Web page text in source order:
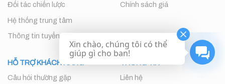
Đối tác chiến lược
Hệ thống trung tâm
Thông tin tuyển dụng
Chính sách giá
HỖ TRỢ KHÁCH HÀNG
Câu hỏi thường gặp
Liên hệ
Xin chào, chúng tôi có thể
giúp gì cho ban!